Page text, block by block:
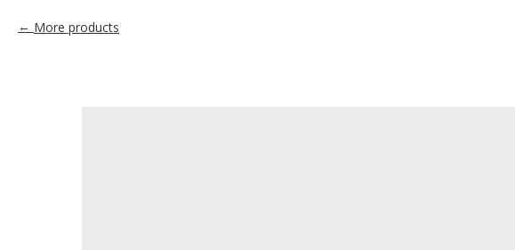
More products